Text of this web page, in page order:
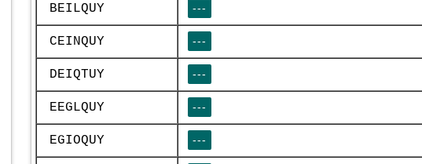
BEILQUY ---
CEINQUY ---
DEIQTUY ---
EEGLQUY ---
EGIOQUY ---